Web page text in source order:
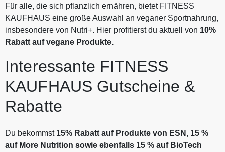
Für alle, die sich pflanzlich ernähren, bietet FITNESS
KAUFHAUS eine große Auswahl an veganer Sportnahrung,
insbesondere von Nutri+. Hier profitierst du aktuell von 10%
Rabatt auf vegane Produkte.
Interessante FITNESS
KAUFHAUS Gutscheine &
Rabatte
Du bekommst 15% Rabatt auf Produkte von ESN, 15 %
auf More Nutrition sowie ebenfalls 15 % auf BioTech